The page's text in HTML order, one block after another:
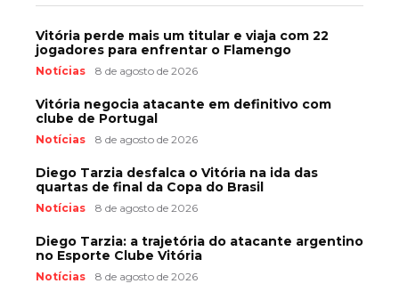
Vitória perde mais um titular e viaja com 22
jogadores para enfrentar o Flamengo
Notícias 8 de agosto de 2026
Vitória negocia atacante em definitivo com
clube de Portugal
Notícias 8 de agosto de 2026
Diego Tarzia desfalca o Vitória na ida das
quartas de final da Copa do Brasil
Notícias 8 de agosto de 2026
Diego Tarzia: a trajetória do atacante argentino
no Esporte Clube Vitória
Notícias 8 de agosto de 2026